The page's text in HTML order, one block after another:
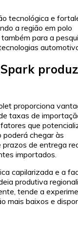
tecnológica e
a região em polo
para a
proporciona
taxas de
que
poderá chegar às
de entrega
importados.
capilarizada e a
produtiva
tende a
mais baixos e